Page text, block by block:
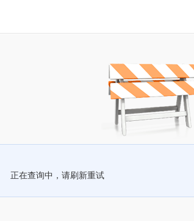
正在查询中，请刷新重试